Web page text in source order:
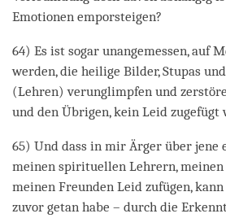
Emotionen emporsteigen?
64) Es ist sogar unangemessen, auf
werden, die heilige Bilder, Stupas
(Lehren) verunglimpfen und
und den Übrigen, kein Leid zugefügt
65) Und dass in mir Ärger über jene
meinen spirituellen Lehrern, meinen
meinen Freunden Leid zufügen,
zuvor getan habe – durch die